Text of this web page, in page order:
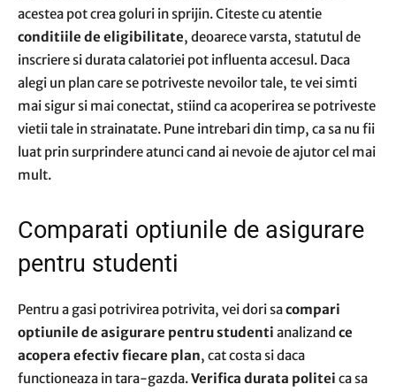
acestea pot crea goluri in sprijin. Citeste cu atentie
conditiile de eligibilitate, deoarece varsta, statutul de
inscriere si durata calatoriei pot influenta accesul. Daca
alegi un plan care se potriveste nevoilor tale, te vei simti
mai sigur si mai conectat, stiind ca acoperirea se potriveste
vietii tale in strainatate. Pune intrebari din timp, ca sa nu fii
luat prin surprindere atunci cand ai nevoie de ajutor cel mai
mult.
Comparati optiunile de asigurare
pentru studenti
Pentru a gasi potrivirea potrivita, vei dori sacompari
optiunile de asigurare pentru studenti analizand ce
acopera efectiv fiecare plan, cat costa si daca
functioneaza in tara-gazda.Verifica durata politei ca sa